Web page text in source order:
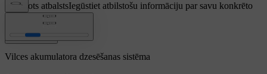
Pielāgots atbalstsIegūstiet atbilstošu informāciju par savu konkrēto
automašīnu.
Pierakstīties
Vilces akumulatora dzesēšanas sistēma